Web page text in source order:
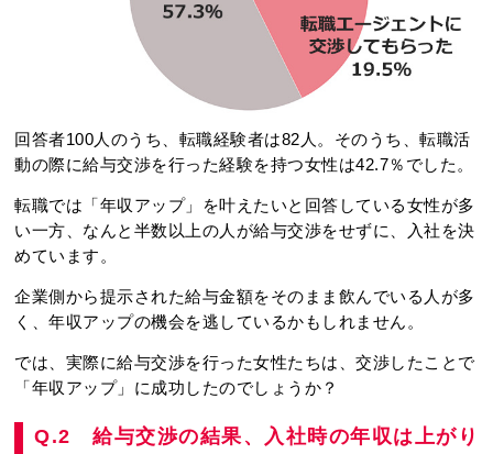
回答者100人のうち、転職経験者は82人。そのうち、転職活
動の際に給与交渉を行った経験を持つ女性は42.7％でした。
転職では「年収アップ」を叶えたいと回答している女性が多
い一方、なんと半数以上の人が給与交渉をせずに、入社を決
めています。
企業側から提示された給与金額をそのまま飲んでいる人が多
く、年収アップの機会を逃しているかもしれません。
では、実際に給与交渉を行った女性たちは、交渉したことで
「年収アップ」に成功したのでしょうか？
Q.2 給与交渉の結果、入社時の年収は上がり